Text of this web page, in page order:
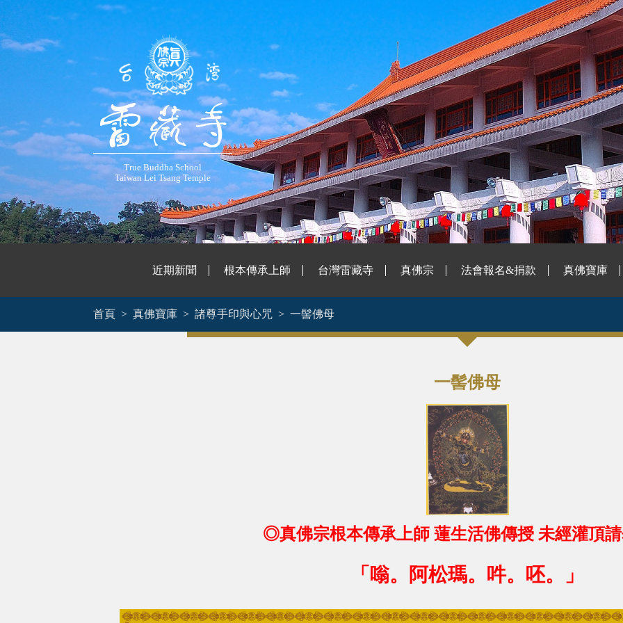
True Buddha School
Taiwan Lei Tsang Temple
近期新聞 根本傳承上師 台灣雷藏寺 真佛宗 法會報名&捐款 真佛寶庫
首頁 真佛寶庫 諸尊手印與心咒 一髻佛母
一髻佛母
◎真佛宗根本傳承上師 蓮生活佛傳授 未經灌頂
「嗡。阿松瑪。吽。呸。」